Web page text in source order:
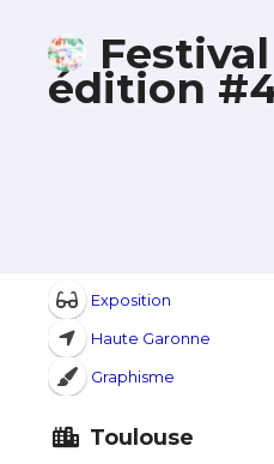
édition
Exposition
Haute Garonne
Graphisme
Toulouse